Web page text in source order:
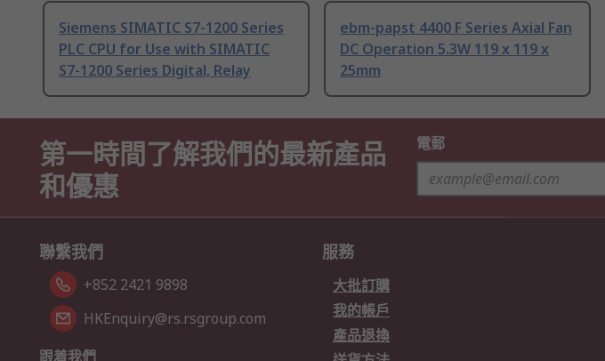
Siemens SIMATIC S7-1200 Series
PLC CPU for Use with SIMATIC
S7-1200 Series Digital, Relay
ebm-papst 4400 F Series Axial Fan
DC Operation 5.3W 119 x 119 x
25mm
第一時間了解我們的最新產品
和優惠
電郵
聯繫我們
+852 2421 9898
HKEnquiry@rs.rsgroup.com
跟着我們
服務
大批訂購
我的帳戶
產品退換